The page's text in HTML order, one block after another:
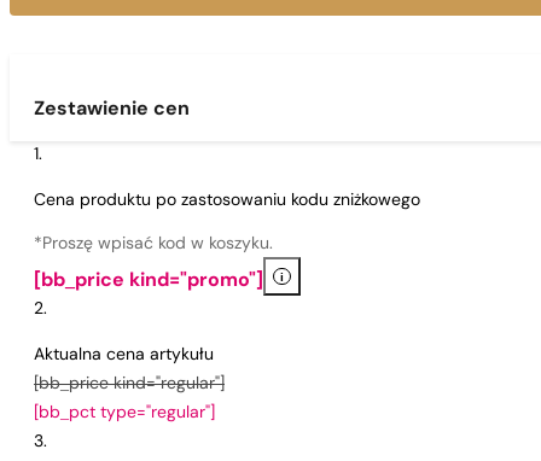
Zestawienie cen
Cena produktu po zastosowaniu kodu zniżkowego
*Proszę wpisać kod w koszyku.
[bb_price kind="promo"] i
Aktualna cena artykułu
[bb_price kind="regular"]
[bb_pct type="regular"]